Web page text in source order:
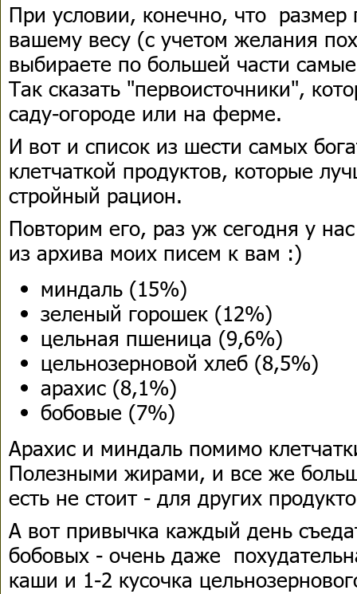
При условии, конечно, что размер
вашему весу (с учетом желания
выбираете по большей части
Так сказать "первоисточники",
саду-огороде или на ферме.
И вот и список из шести самых
клетчаткой продуктов, которые
стройный рацион.
Повторим его, раз уж сегодня у
из архива моих писем к вам :)
миндаль (15%)
зеленый горошек (12%)
цельная пшеница (9,6%)
цельнозерновой хлеб (8,5%)
арахис (8,1%)
бобовые (7%)
Арахис и миндаль помимо
Полезными жирами, и все же
есть не стоит - для других
А вот привычка каждый день
бобовых - очень даже
каши и 1-2 кусочка